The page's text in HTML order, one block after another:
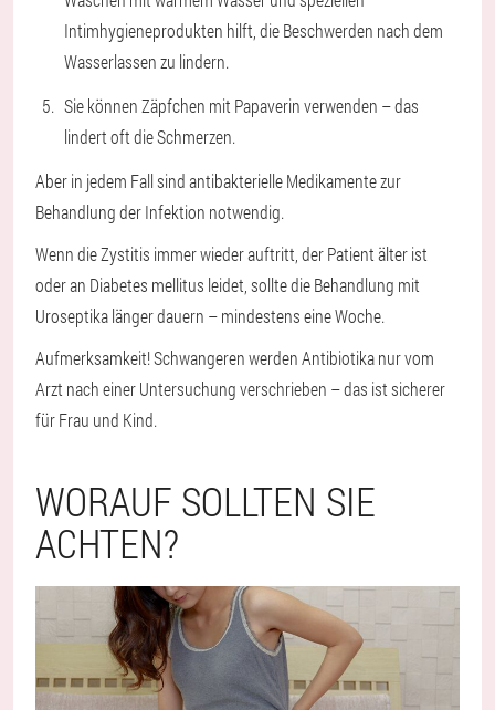
Intimhygieneprodukten hilft, die Beschwerden nach dem
Wasserlassen zu lindern.
Sie können Zäpfchen mit Papaverin verwenden – das
lindert oft die Schmerzen.
Aber in jedem Fall sind antibakterielle Medikamente zur
Behandlung der Infektion notwendig.
Wenn die Zystitis immer wieder auftritt, der Patient älter ist
oder an Diabetes mellitus leidet, sollte die Behandlung mit
Uroseptika länger dauern – mindestens eine Woche.
Aufmerksamkeit!Schwangeren werden Antibiotika nur vom
Arzt nach einer Untersuchung verschrieben – das ist sicherer
für Frau und Kind.
WORAUF SOLLTEN SIE
ACHTEN?